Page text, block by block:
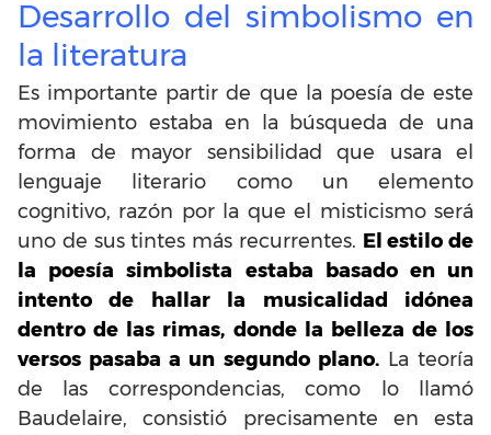
Desarrollo del simbolismo en
la literatura
Es importante partir de que la poesía de este
movimiento estaba en la búsqueda de una
forma de mayor sensibilidad que usara el
lenguaje literario como un elemento
cognitivo, razón por la que el misticismo será
uno de sus tintes más recurrentes. El estilo de
la poesía simbolista estaba basado en un
intento de hallar la musicalidad idónea
dentro de las rimas, donde la belleza de los
versos pasaba a un segundo plano.La teoría
de las correspondencias, como lo llamó
Baudelaire, consistió precisamente en esta